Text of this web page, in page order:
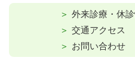
外来診療・休
交通アクセス
お問い合わせ